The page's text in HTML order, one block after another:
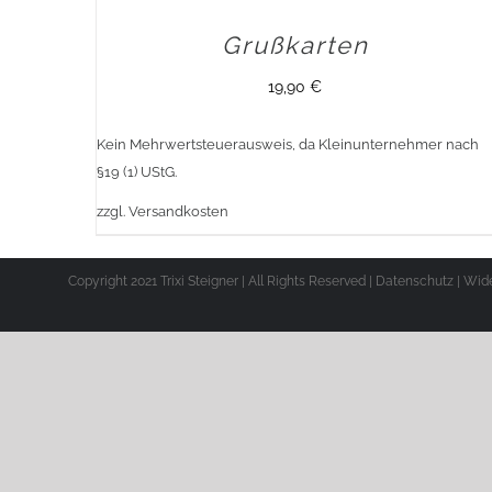
Grußkarten
19,90€
Kein Mehrwertsteuerausweis, da Kleinunternehmer nach
§19 (1) UStG.
zzgl. Versandkosten
Copyright 2021 Trixi Steigner | All Rights Reserved | Datenschutz |